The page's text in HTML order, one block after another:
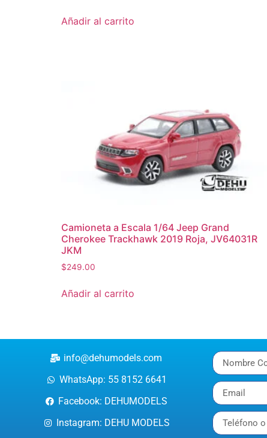
Añadir al carrito
Camioneta a Escala 1/64 Jeep Grand
Cherokee Trackhawk 2019 Roja, JV64031R
JKM
$249.00
Añadir al carrito
info@dehumodels.com
WhatsApp: 55 8152 6641
Facebook: DEHUMODELS
Instagram: DEHU MODELS